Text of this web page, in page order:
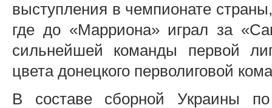
выступления в чемпионате
где до «Марриона» играл за
сильнейшей команды первой
цвета донецкого перволиговой
В составе сборной Украины